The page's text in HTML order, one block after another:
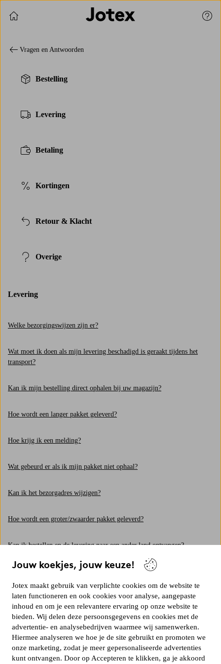
Jouw koekjes, jouw keuze!
Jotex maakt gebruik van verplichte cookies om de website te
laten functioneren en ook cookies voor analyse, aangepaste
inhoud en om je een relevantere ervaring op onze website te
bieden. Wij delen deze persoonsgegevens en cookies met de
advertentie- en analysebedrijven waarmee wij samenwerken.
Hiermee analyseren we hoe je de site gebruikt en promoten we
onze marketing, zodat je meer gepersonaliseerde advertenties
kunt ontvangen. Door op Accepteren te klikken, ga je akkoord
Verder winkelen
Vragen en Antwoorden
Bestelling
Levering
Betaling
Kortingen
Retour & Klacht
Overige
Levering
Welke bezorgingswijzen zijn er?
Wat moet ik doen als mijn levering beschadigd is geraakt tijdens het
transport?
Kan ik mijn bestelling direct ophalen bij uw magazijn?
Hoe wordt een langer pakket geleverd?
Hoe krijg ik een melding?
Wat gebeurd er als ik mijn pakket niet ophaal?
Kan ik het bezorgadres wijzigen?
Hoe wordt een groter/zwaarder pakket geleverd?
Kan ik bestellen en de levering naar een ander land ontvangen?
Wat zijn de kosten voor de levering?
Toon meer